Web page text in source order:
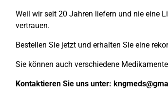
Weil wir seit 20 Jahren liefern und nie eine
vertrauen.
Bestellen Sie jetzt und erhalten Sie eine
Sie können auch verschiedene
Kontaktieren Sie uns unter: